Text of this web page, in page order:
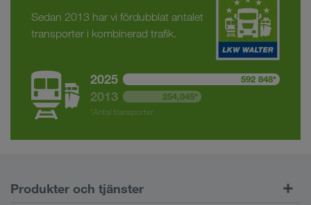
Sedan 2013 har vi fördubblat antalet
transporter i kombinerad trafik.
2025 592 848*
2013
254,045*
*Antal transporter
Produkter och tjänster